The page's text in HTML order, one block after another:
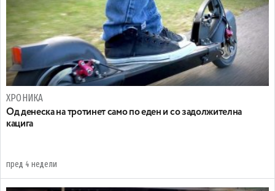
ХРОНИКА
Oд денеска на тротинет само по еден и со задолжителна
кацига
пред 4 недели